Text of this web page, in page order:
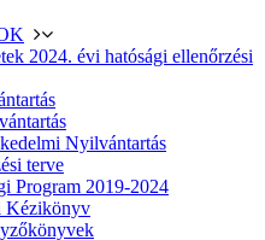
2024. évi hatósági ellenőrzési
Nyilvántartás
terve
Program 2019-2024
Kézikönyv